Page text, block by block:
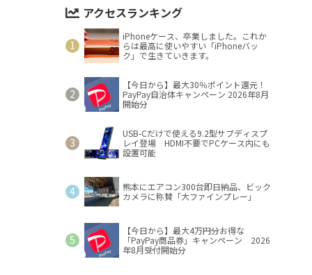
アクセスランキング
iPhoneケース、卒業しました。これか
らは最高に使いやすい「iPhoneバッ
ク」で生きていきます。
【今日から】最大30％ポイント還元！
PayPay自治体キャンペーン 2026年8月
開始分
USB-Cだけで使える9.2型サブディスプ
レイ登場 HDMI不要でPCケース内にも
設置可能
熊本にエアコン300台即日納品、ビック
カメラに称賛「大ファインプレー」
【今日から】最大4万円分お得な
「PayPay商品券」キャンペーン 2026
年8月受付開始分